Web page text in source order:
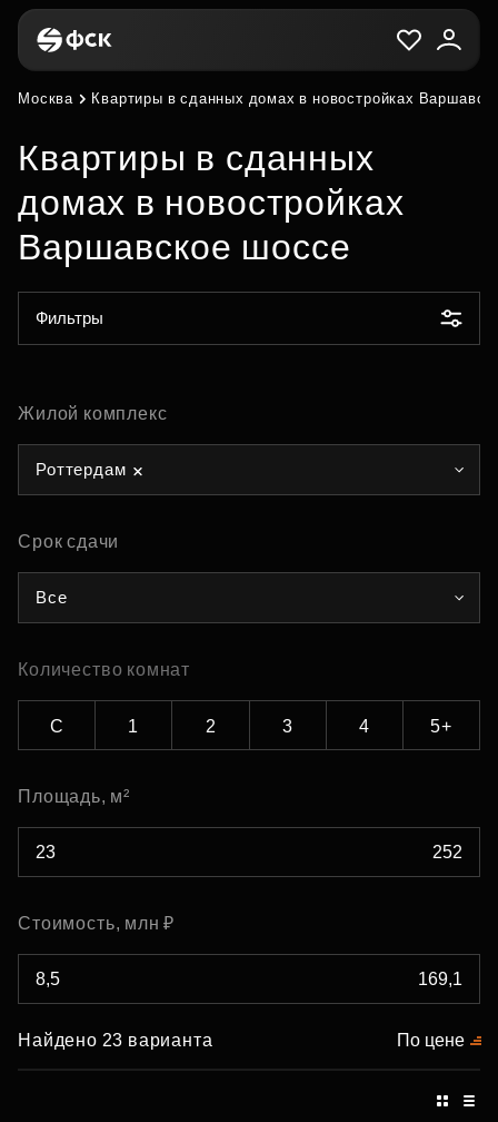
Москва Квартиры в сданных домах в новостройках
Квартиры в сданных
домах в новостройках
Варшавское шоссе
Фильтры
Жилой комплекс
Роттердам
Срок сдачи
Все
Количество комнат
С 1 2 3 4 5+
Площадь, м²
Стоимость, млн ₽
Найдено 23 варианта По цене